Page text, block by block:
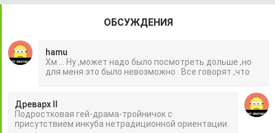
ОБСУЖДЕНИЯ
hamu
Хм ... Ну ,может надо было посмотреть дольше ,но
для меня это было невозможно . Все говорят ,что
Древарх II
Подростковая гей-драма-тройничок с
присутствием инкуба нетрадиционной ориентации.